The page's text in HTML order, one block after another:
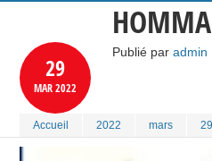
29
MAR2022
Publié par admin
Accueil 2022 mars 29